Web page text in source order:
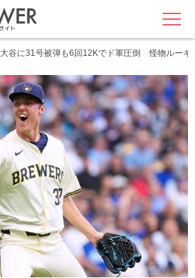
MENU
大谷に31号被弾も6回12Kでド軍圧倒 怪物ルーキ